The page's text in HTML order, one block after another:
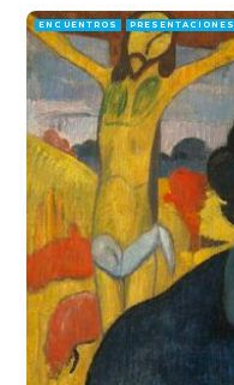
ENCUENTROS PRESENTACIONES